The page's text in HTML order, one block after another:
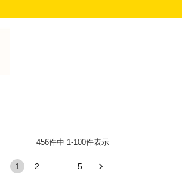
456件中 1-100件表示
1 2 … 5